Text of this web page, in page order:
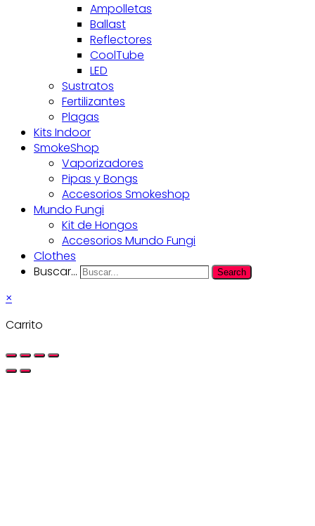
Ampolletas
Ballast
Reflectores
CoolTube
LED
Sustratos
Fertilizantes
Plagas
Kits Indoor
SmokeShop
Vaporizadores
Pipas y Bongs
Accesorios Smokeshop
Mundo Fungi
Kit de Hongos
Accesorios Mundo Fungi
Clothes
Buscar...
Search
×
Carrito